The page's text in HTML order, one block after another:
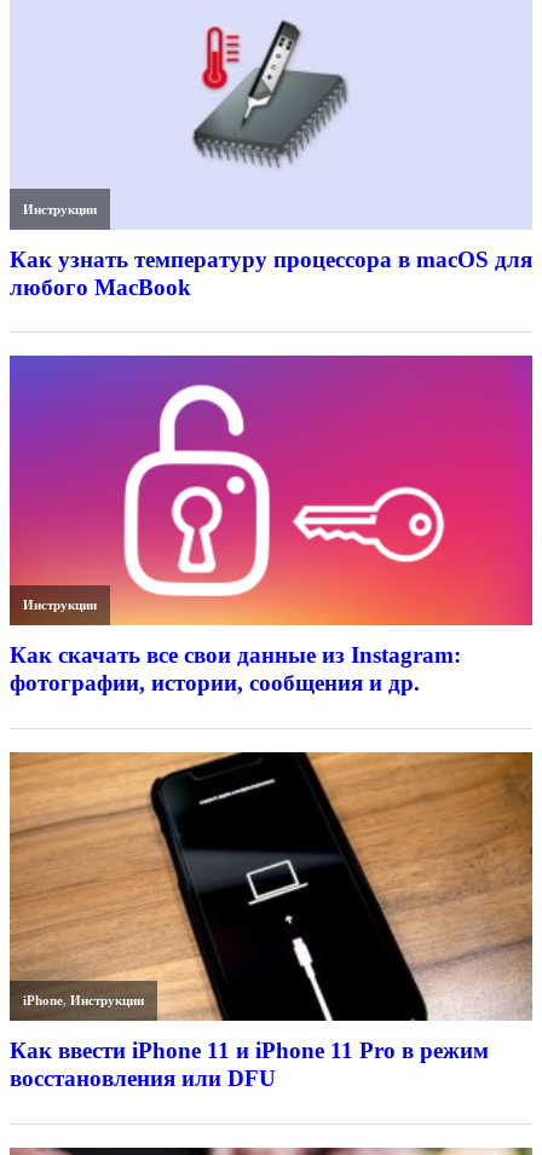
Инструкции
Как узнать температуру процессора в macOS для
любого MacBook
Инструкции
Как скачать все свои данные из Instagram:
фотографии, истории, сообщения и др.
iPhone,Инструкции
Как ввести iPhone 11 и iPhone 11 Pro в режим
восстановления или DFU